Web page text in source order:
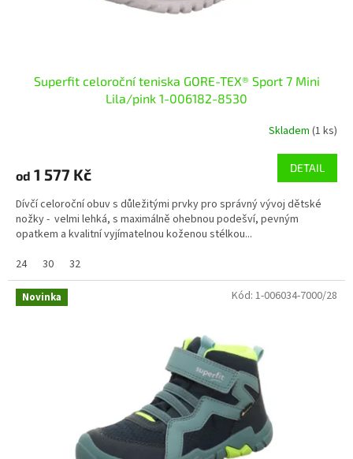
Superfit celoroční teniska GORE-TEX® Sport 7 Mini
Lila/pink 1-006182-8530
Skladem (1 ks)
od 1 577 Kč DETAIL
Dívčí celoroční obuv s důležitými prvky pro správný vývoj dětské
nožky - velmi lehká, s maximálně ohebnou podešví, pevným
opatkem a kvalitní vyjímatelnou koženou stélkou...
24
30 32
Novinka Kód: 1-006034-7000/28